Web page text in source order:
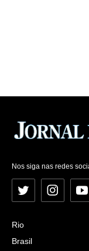
Nos siga nas redes
Twitter Instagram
Rio
Brasil